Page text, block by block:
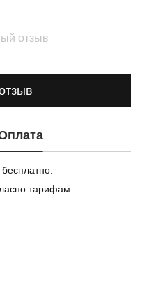
отзыв
тарифам